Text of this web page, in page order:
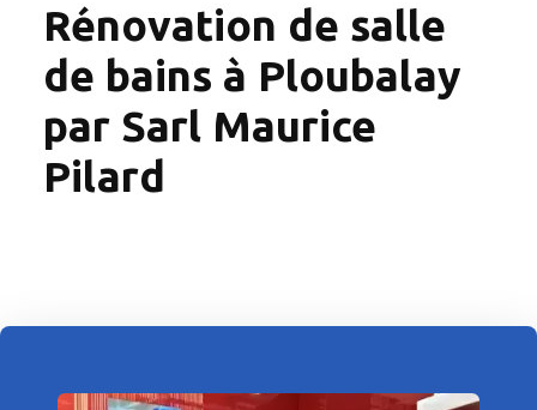
Rénovation de salle
de bains à Ploubalay
par Sarl Maurice
Pilard